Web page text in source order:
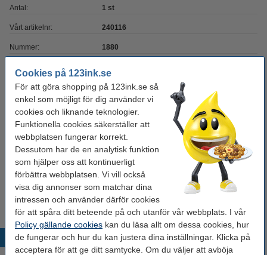
Cookies på 123ink.se
För att göra shopping på 123ink.se så
enkel som möjligt för dig använder vi
cookies och liknande teknologier.
Funktionella cookies säkerställer att
webbplatsen fungerar korrekt.
Dessutom har de en analytisk funktion
som hjälper oss att kontinuerligt
förbättra webbplatsen. Vi vill också
visa dig annonser som matchar dina
intressen och använder därför cookies
för att spåra ditt beteende på och utanför vår webbplats. I vår
Policy gällande cookies kan du läsa allt om dessa cookies, hur
de fungerar och hur du kan justera dina inställningar. Klicka på
acceptera för att ge ditt samtycke. Om du väljer att avböja
Antal: 1 st
Vårt artikelnr: 240116
Nummer: 1880
Köp10st
för endast
195 kr
Glöm inte att beställa!
Millimeterblock A4 | 80g | 123ink | 25 ark
Populära produkter